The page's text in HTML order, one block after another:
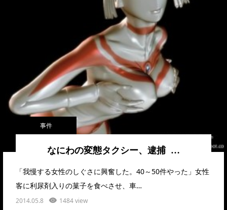
事件
なにわの変態タクシー、逮捕 …
「我慢する女性のしぐさに興奮した。40～50件やった」女性
客に利尿剤入りの菓子を食べさせ、車…
2014.05.8 1484 view